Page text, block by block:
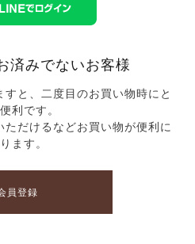
済みでないお客様
と、二度目のお買い物時にと
利です。
だけるなどお買い物が便利に
ます。
員登録